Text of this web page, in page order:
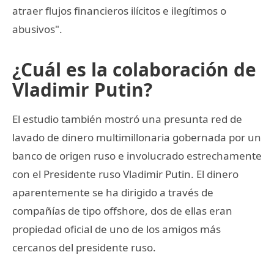
atraer flujos financieros ilícitos e ilegítimos o
abusivos".
¿Cuál es la colaboración de
Vladimir Putin?
El estudio también mostró una presunta red de
lavado de dinero multimillonaria gobernada por un
banco de origen ruso e involucrado estrechamente
con el Presidente ruso Vladimir Putin. El dinero
aparentemente se ha dirigido a través de
compañías de tipo offshore, dos de ellas eran
propiedad oficial de uno de los amigos más
cercanos del presidente ruso.